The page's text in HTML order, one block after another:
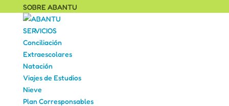
SOBRE ABANTU
SERVICIOS
Conciliación
Extraescolares
Natación
Viajes de Estudios
Nieve
Plan Corresponsables